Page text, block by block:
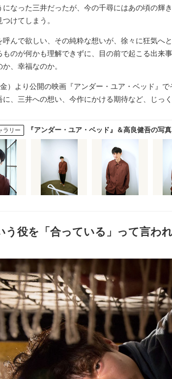
になった三井だったが、今の千尋にはあの頃の輝
けてしまう。
呼んで欲しい、その純粋な想いが、徐々に狂気へ
ものが何かも理解できずに、目の前で起こる出来
、幸福なのか。
）より公開の映画『アンダー・ユア・ベッド』
に、三井への想い、今作にかける期待など、じっ
ラリー 『アンダー・ユア・ベッド』＆高良健吾の写
う役を「合っている」って言わ